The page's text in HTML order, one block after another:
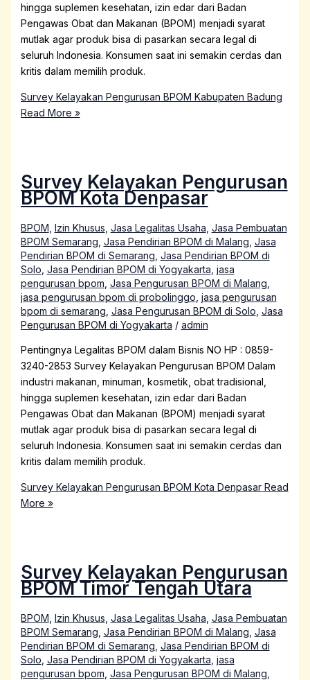
hingga suplemen kesehatan, izin edar dari Badan
Pengawas Obat dan Makanan (BPOM) menjadi syarat
mutlak agar produk bisa di pasarkan secara legal di
seluruh Indonesia. Konsumen saat ini semakin cerdas dan
kritis dalam memilih produk.
Survey Kelayakan Pengurusan BPOM Kabupaten Badung
Read More »
Survey Kelayakan Pengurusan
BPOM Kota Denpasar
BPOM Izin Khusus Jasa Legalitas Usaha Jasa Pembuatan
BPOM Semarang Jasa Pendirian BPOM di Malang Jasa
Pendirian BPOM di Semarang Jasa Pendirian BPOM di
Solo Jasa Pendirian BPOM di Yogyakarta jasa
pengurusan bpom Jasa Pengurusan BPOM di Malang
jasa pengurusan bpom di probolinggo jasa pengurusan
bpom di semarang Jasa Pengurusan BPOM di Solo Jasa
Pengurusan BPOM di Yogyakarta / admin
Pentingnya Legalitas BPOM dalam Bisnis NO HP : 0859-
3240-2853 Survey Kelayakan Pengurusan BPOM Dalam
industri makanan, minuman, kosmetik, obat tradisional,
hingga suplemen kesehatan, izin edar dari Badan
Pengawas Obat dan Makanan (BPOM) menjadi syarat
mutlak agar produk bisa di pasarkan secara legal di
seluruh Indonesia. Konsumen saat ini semakin cerdas dan
kritis dalam memilih produk.
Survey Kelayakan Pengurusan BPOM Kota DenpasarRead
More »
Survey Kelayakan Pengurusan
BPOM Timor Tengah Utara
BPOM Izin Khusus Jasa Legalitas Usaha Jasa Pembuatan
BPOM Semarang Jasa Pendirian BPOM di Malang Jasa
Pendirian BPOM di Semarang Jasa Pendirian BPOM di
Solo Jasa Pendirian BPOM di Yogyakarta jasa
pengurusan bpom Jasa Pengurusan BPOM di Malang